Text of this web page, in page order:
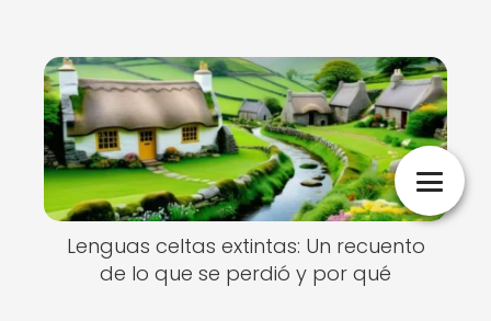
Lenguas celtas extintas: Un recuento
de lo que se perdió y por qué